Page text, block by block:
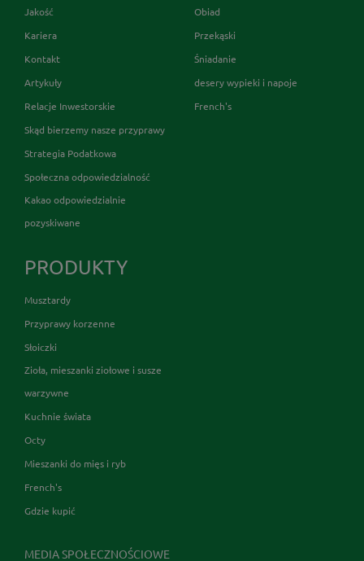
Jakość
Kariera
Kontakt
Artykuły
Relacje Inwestorskie
Skąd bierzemy nasze przyprawy
Strategia Podatkowa
Społeczna odpowiedzialność
Kakao odpowiedzialnie
pozyskiwane
Obiad
Przekąski
Śniadanie
desery wypieki i napoje
French's
PRODUKTY
Musztardy
Przyprawy korzenne
Słoiczki
Zioła, mieszanki ziołowe i susze
warzywne
Kuchnie świata
Octy
Mieszanki do mięs i ryb
French's
Gdzie kupić
MEDIA SPOŁECZNOŚCIOWE